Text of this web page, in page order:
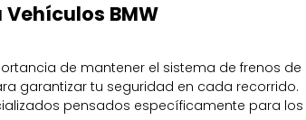
BMW
de mantener el sistema de frenos de
garantizar tu seguridad en cada recorrido.
pensados específicamente para los